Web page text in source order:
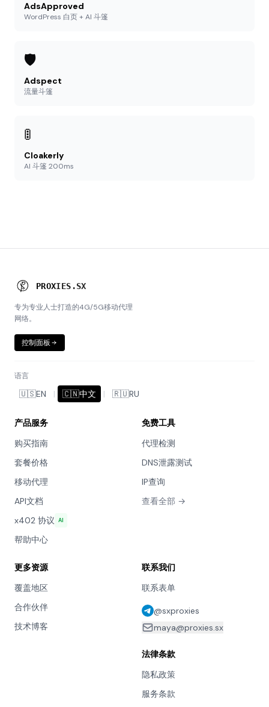
AdsApproved
WordPress 白页 + AI 斗篷
🛡️
Adspect
流量斗篷
🚦
Cloakerly
AI 斗篷 200ms
PROXIES .SX
专为专业人士打造的4G/5G移动代理
网络。
控制面板
语言
🇺🇸EN | 🇨🇳中文 | 🇷🇺RU
产品服务
购买指南
套餐价格
移动代理
API文档
x402 协议 AI
帮助中心
免费工具
代理检测
DNS泄露测试
IP查询
查看全部 →
更多资源
覆盖地区
合作伙伴
技术博客
联系我们
联系表单
@sxproxies
maya@proxies.sx
法律条款
隐私政策
服务条款